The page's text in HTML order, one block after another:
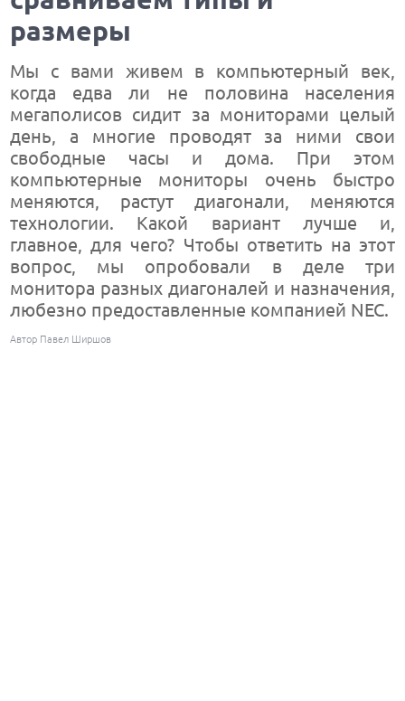
размеры
Мы с вами живем в компьютерный век,
когда едва ли не половина населения
мегаполисов сидит за мониторами целый
день, а многие проводят за ними свои
свободные часы и дома. При этом
компьютерные мониторы очень быстро
меняются, растут диагонали, меняются
технологии. Какой вариант лучше и,
главное, для чего? Чтобы ответить на этот
вопрос, мы опробовали в деле три
монитора разных диагоналей и назначения,
любезно предоставленные компанией NEC.
Автор Павел Ширшов